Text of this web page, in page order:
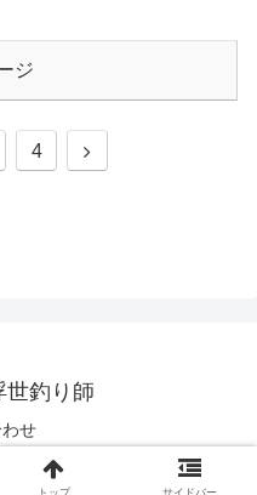
ジ
4
次
世釣り師
せ
浮世釣り師.
トップ サイドバー